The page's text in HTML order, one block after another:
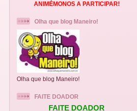
ANIMÉMONOS A PARTICIPAR!
Olha que blog Maneiro!
Olha que blog Maneiro!
FAITE DOADOR
FAITE DOADOR